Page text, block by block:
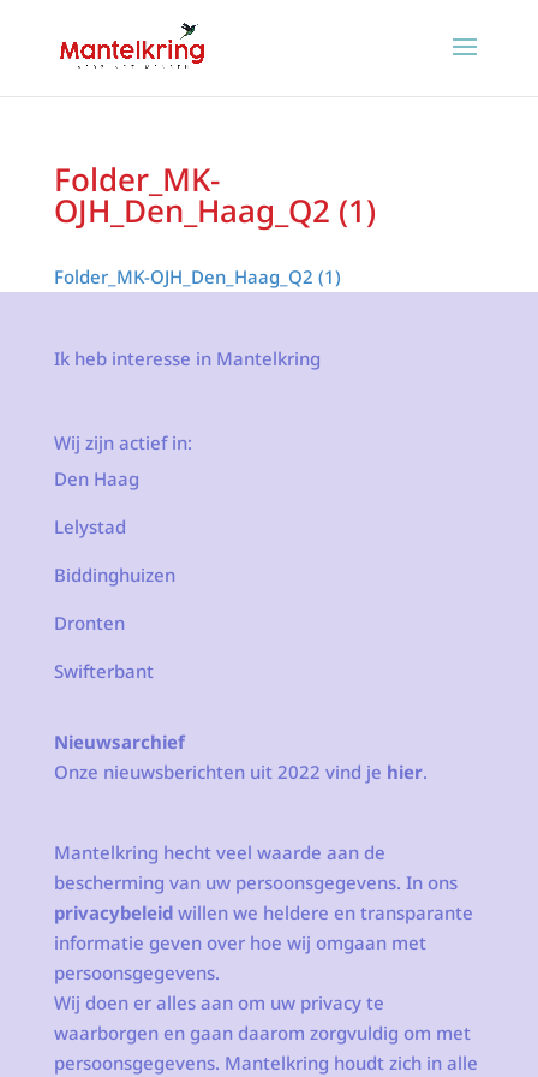
Folder_MK-
OJH_Den_Haag_Q2 (1)
Folder_MK-OJH_Den_Haag_Q2 (1)
Ik heb interesse in Mantelkring
Wij zijn actief in:
Den Haag
Lelystad
Biddinghuizen
Dronten
Swifterbant
Nieuwsarchief
Onze nieuwsberichten uit 2022 vind je hier.
Mantelkring hecht veel waarde aan de
bescherming van uw persoonsgegevens. In ons
privacybeleidwillen we heldere en transparante
informatie geven over hoe wij omgaan met
persoonsgegevens.
Wij doen er alles aan om uw privacy te
waarborgen en gaan daarom zorgvuldig om met
persoonsgegevens. Mantelkring houdt zich in alle